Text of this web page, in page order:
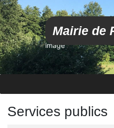
Mairie de
image
Services publics